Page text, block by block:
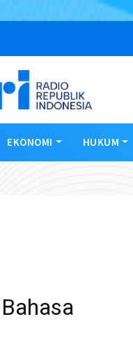
EKONOMI HUKUM